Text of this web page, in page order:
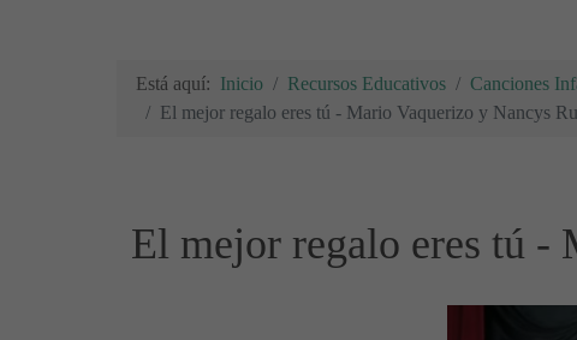
Está aquí: Inicio Recursos Educativos Canciones
El mejor regalo eres tú - Mario Vaquerizo y Nancys
El mejor regalo eres tú -